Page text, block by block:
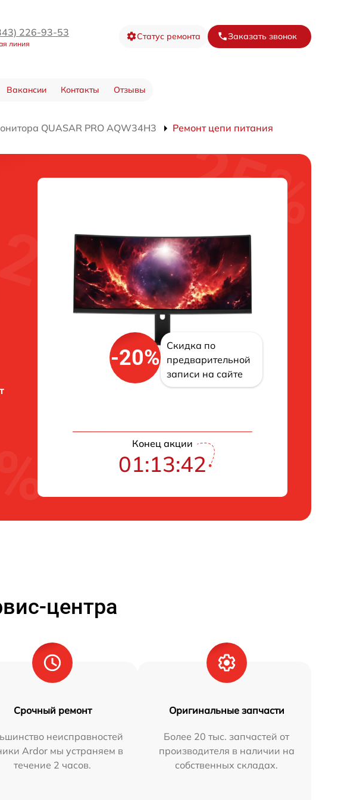
226-93-53
линия
Статус ремонта Заказать звонок
Вакансии Контакты Отзывы
QUASAR PRO AQW34H3 Ремонт цепи питания
-20%
Скидка по
предварительной
записи на сайте
Конец акции
01:13:41
центра
Срочный ремонт
неисправностей
Ardor мы устраняем в
течение 2 часов.
Оригинальные запчасти
Более 20 тыс. запчастей от
производителя в наличии на
собственных складах.